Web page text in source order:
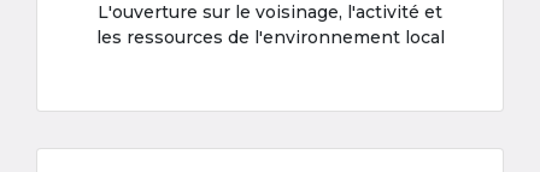
L'ouverture sur le voisinage, l'activité et
les ressources de l'environnement local